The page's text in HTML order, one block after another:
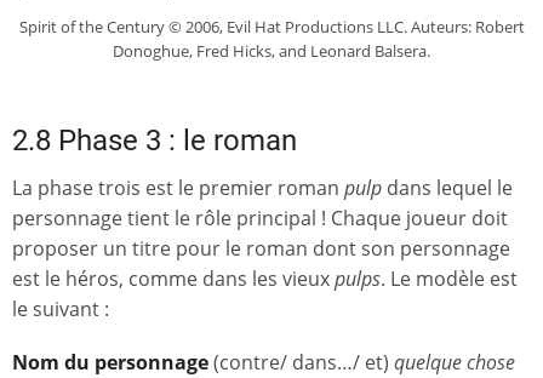
Spirit of the Century © 2006, Evil Hat Productions LLC. Auteurs: Robert
Donoghue, Fred Hicks, and Leonard Balsera.
2.8 Phase 3 : le roman
La phase trois est le premier roman pulp dans lequel le
personnage tient le rôle principal ! Chaque joueur doit
proposer un titre pour le roman dont son personnage
est le héros, comme dans les vieuxpulps. Le modèle est
le suivant :
Nom du personnage(contre/ dans…/ et) quelque chose